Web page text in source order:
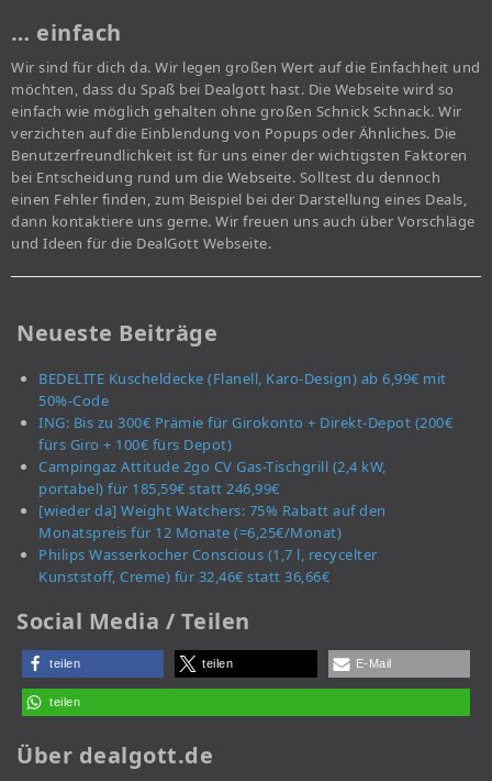
… einfach
Wir sind für dich da. Wir legen großen Wert auf die Einfachheit und
möchten, dass du Spaß bei Dealgott hast. Die Webseite wird so
einfach wie möglich gehalten ohne großen Schnick Schnack. Wir
verzichten auf die Einblendung von Popups oder Ähnliches. Die
Benutzerfreundlichkeit ist für uns einer der wichtigsten Faktoren
bei Entscheidung rund um die Webseite. Solltest du dennoch
einen Fehler finden, zum Beispiel bei der Darstellung eines Deals,
dann kontaktiere uns gerne. Wir freuen uns auch über Vorschläge
und Ideen für die DealGott Webseite.
Neueste Beiträge
BEDELITE Kuscheldecke (Flanell, Karo-Design) ab 6,99€ mit
50%-Code
ING: Bis zu 300€ Prämie für Girokonto + Direkt-Depot (200€
fürs Giro + 100€ fürs Depot)
Campingaz Attitude 2go CV Gas-Tischgrill (2,4 kW,
portabel) für 185,59€ statt 246,99€
[wieder da] Weight Watchers: 75% Rabatt auf den
Monatspreis für 12 Monate (=6,25€/Monat)
Philips Wasserkocher Conscious (1,7 l, recycelter
Kunststoff, Creme) für 32,46€ statt 36,66€
Social Media / Teilen
teilen teilen E-Mail
teilen
Über dealgott.de